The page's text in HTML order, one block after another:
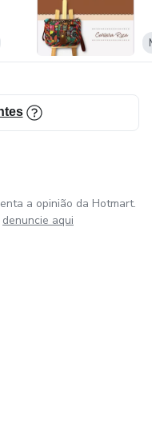
a opinião da Hotmart.
denuncie aqui